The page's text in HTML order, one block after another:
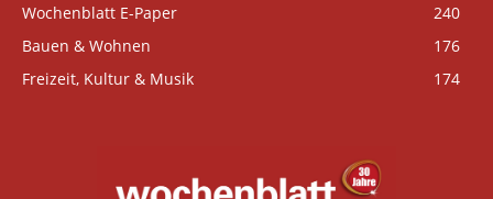
Wochenblatt E-Paper
240
Bauen & Wohnen
176
Freizeit, Kultur & Musik
174